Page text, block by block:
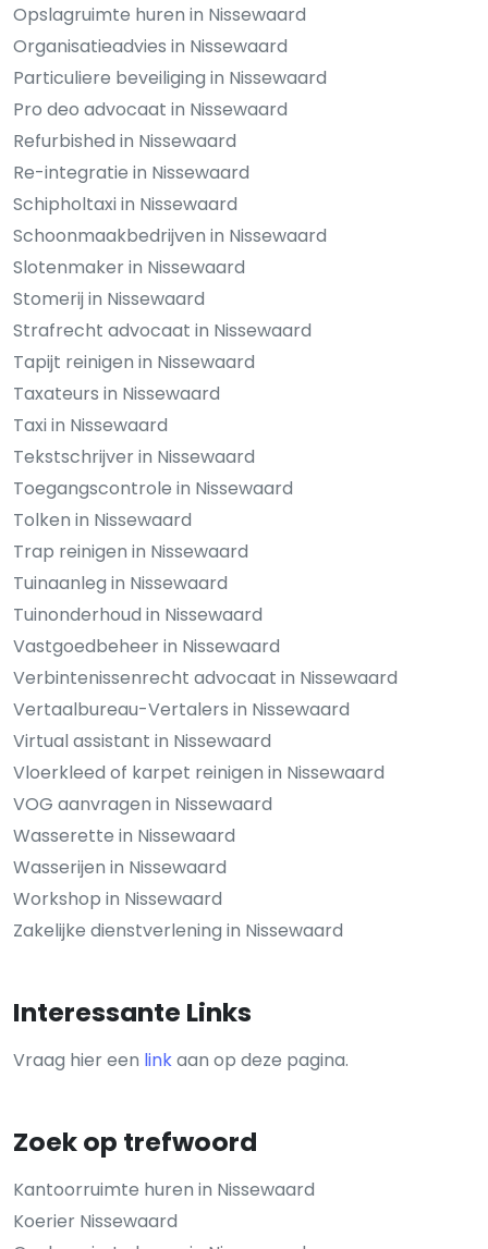
Opslagruimte huren in Nissewaard
Organisatieadvies in Nissewaard
Particuliere beveiliging in Nissewaard
Pro deo advocaat in Nissewaard
Refurbished in Nissewaard
Re-integratie in Nissewaard
Schipholtaxi in Nissewaard
Schoonmaakbedrijven in Nissewaard
Slotenmaker in Nissewaard
Stomerij in Nissewaard
Strafrecht advocaat in Nissewaard
Tapijt reinigen in Nissewaard
Taxateurs in Nissewaard
Taxi in Nissewaard
Tekstschrijver in Nissewaard
Toegangscontrole in Nissewaard
Tolken in Nissewaard
Trap reinigen in Nissewaard
Tuinaanleg in Nissewaard
Tuinonderhoud in Nissewaard
Vastgoedbeheer in Nissewaard
Verbintenissenrecht advocaat in Nissewaard
Vertaalbureau-Vertalers in Nissewaard
Virtual assistant in Nissewaard
Vloerkleed of karpet reinigen in Nissewaard
VOG aanvragen in Nissewaard
Wasserette in Nissewaard
Wasserijen in Nissewaard
Workshop in Nissewaard
Zakelijke dienstverlening in Nissewaard
Interessante Links
Vraag hier een linkaan op deze pagina.
Zoek op trefwoord
Kantoorruimte huren in Nissewaard
Koerier Nissewaard